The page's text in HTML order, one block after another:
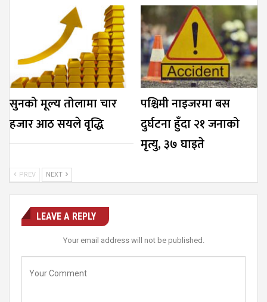
सुनको मूल्य तोलामा चार
हजार आठ सयले वृद्धि
पश्चिमी नाइजरमा बस
दुर्घटना हुँदा २१ जनाको
मृत्यु, ३७ घाइते
PREV NEXT
LEAVE A REPLY
Your email address will not be published.